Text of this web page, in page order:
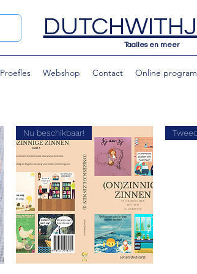
Taalles en meer
Proefles Webshop Contact Online
Nu beschikbaar!